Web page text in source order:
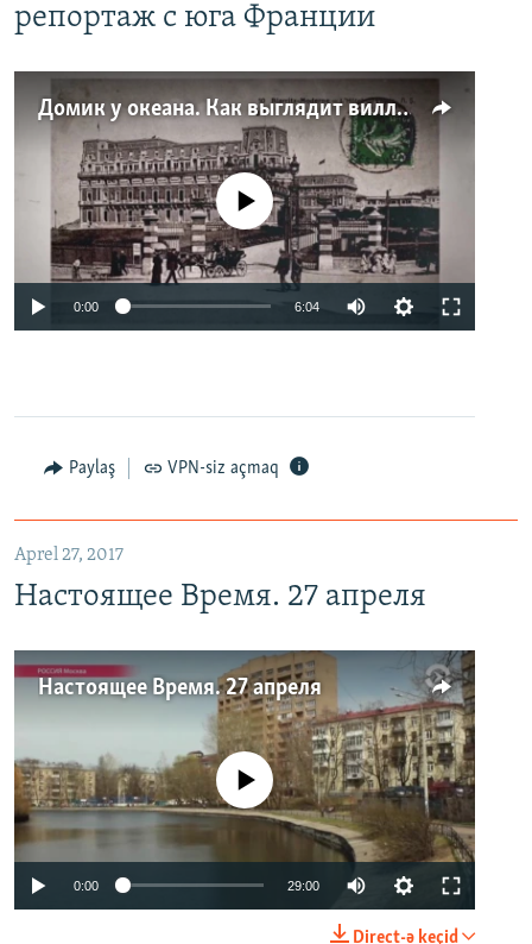
репортаж с юга Франции
Домик у океана. Как выглядит вилла для Людмилы Путиной – репортаж с юга Франции
No media source currently available
0:00 6:04
Paylaş VPN-siz açmaq
Aprel 27, 2017
Настоящее Время. 27 апреля
Настоящее Время. 27 апреля
No media source currently available
0:00 29:00
Direct-ə keçid